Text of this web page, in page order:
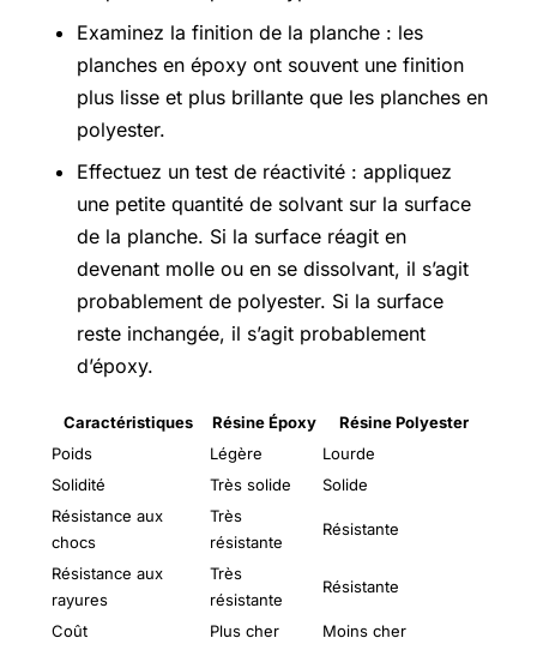
Examinez la finition de la planche : les
planches en époxy ont souvent une finition
plus lisse et plus brillante que les planches en
polyester.
Effectuez un test de réactivité : appliquez
une petite quantité de solvant sur la surface
de la planche. Si la surface réagit en
devenant molle ou en se dissolvant, il s’agit
probablement de polyester. Si la surface
reste inchangée, il s’agit probablement
d’époxy.
Caractéristiques Résine Époxy
Résine Polyester
Poids
Légère
Lourde
Solidité
Très solide
Solide
Résistance aux
chocs
Très
résistante
Résistante
Résistance aux
rayures
Très
résistante
Résistante
Coût Plus cher Moins cher